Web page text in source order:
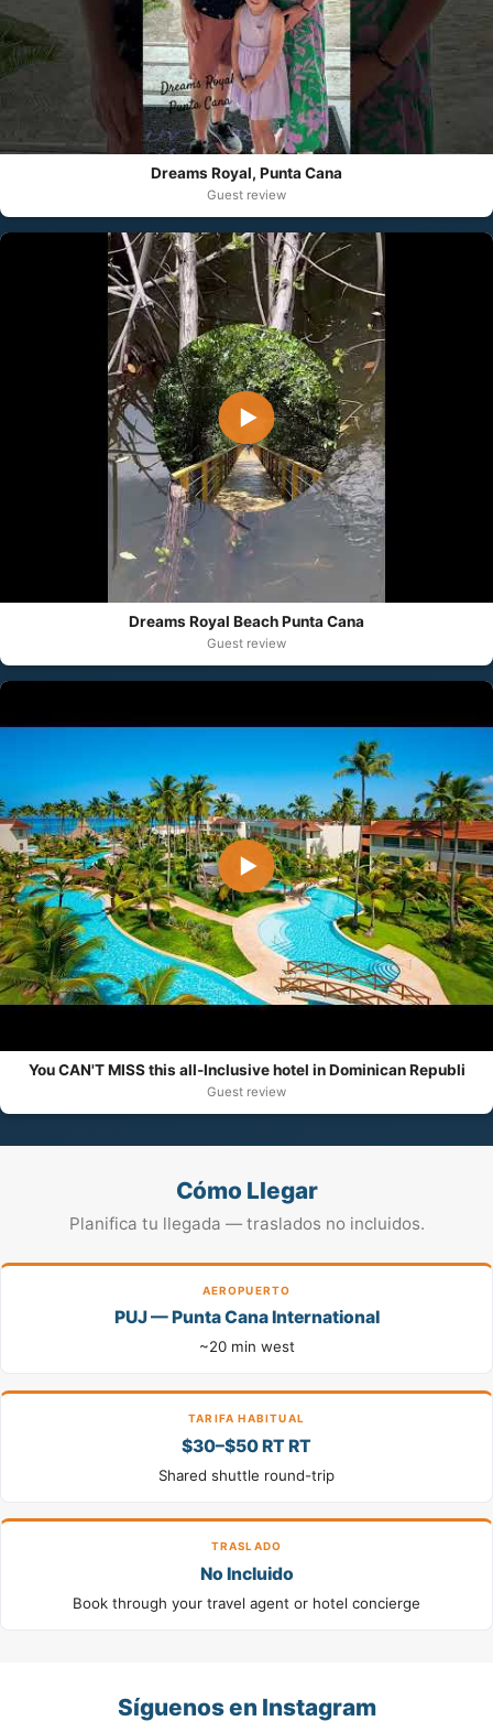
Dreams Royal, Punta Cana
Guest review
▶
Dreams Royal Beach Punta Cana
Guest review
▶
You CAN'T MISS this all-Inclusive hotel in Dominican Republi
Guest review
Cómo Llegar
Planifica tu llegada — traslados no incluidos.
AEROPUERTO
PUJ — Punta Cana International
~20 min west
TARIFA HABITUAL
$30–$50 RT RT
Shared shuttle round-trip
TRASLADO
No Incluido
Book through your travel agent or hotel concierge
Síguenos en Instagram